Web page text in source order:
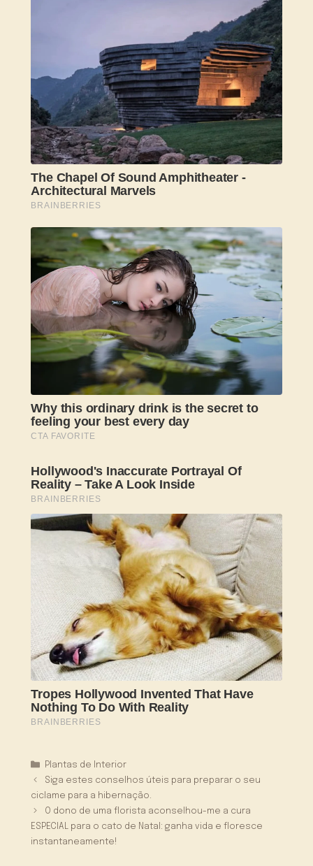
Categorias
Plantas de Interior
Siga estes conselhos úteis para preparar o seu
ciclame para a hibernação.
O dono de uma florista aconselhou-me a cura
ESPECIAL para o cato de Natal: ganha vida e floresce
instantaneamente!